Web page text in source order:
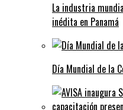
La industria
inédita en Panamá
Día Mundial de la